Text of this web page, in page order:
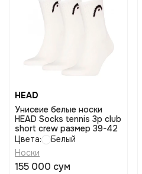
HEAD
Унисеие белые носки
HEAD Socks tennis 3p club
short crew размер 39-42
Цвета:
Белый
Носки
155 000 сум